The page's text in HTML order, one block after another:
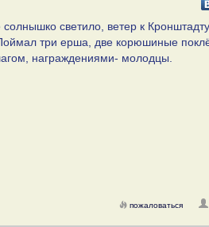
светило, ветер к
три ерша, две корюшиные
награждениями- молодцы.
пожаловаться